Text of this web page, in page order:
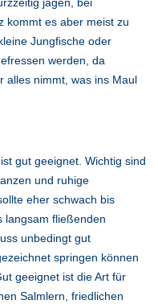
jagen, bei
kommt es aber meist zu
Jungfische oder
werden, da
alles nimmt, was ins Maul
gut geeignet. Wichtig sind
und ruhige
eher schwach bis
langsam fließenden
unbedingt gut
springen können
geeignet ist die Art für
Salmlern, friedlichen